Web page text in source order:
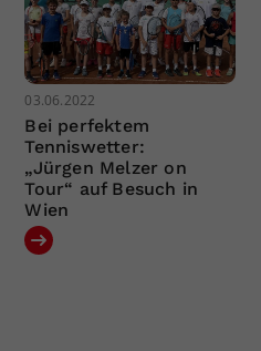
03.06.2022
Bei perfektem
Tenniswetter:
„Jürgen Melzer on
Tour“ auf Besuch in
Wien